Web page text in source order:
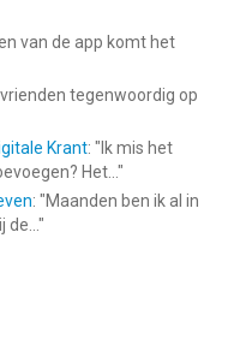
van de app komt het
vrienden tegenwoordig op
Krant: " Ik mis het
Het... "
: "Maanden ben ik al in
"